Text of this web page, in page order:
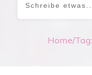
Home/